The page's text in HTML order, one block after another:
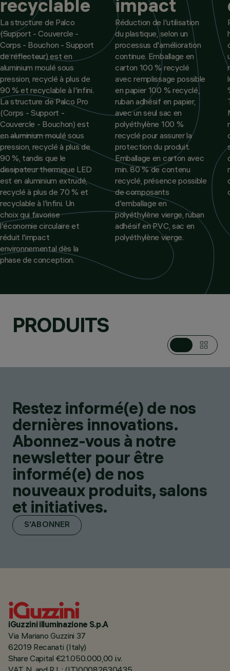
recyclable
La structure de Palco
(Support - Couvercle -
Corps - Bouchon - Support
de réflecteur) est en
aluminium moulé sous
pression, recyclé à plus de
90 % et recyclable à l'infini.
La structure de Palco Pro
(Corps - Support -
Couvercle - Bouchon) est
en aluminium moulé sous
pression, recyclé à plus de
90 %, tandis que le
dissipateur thermique LED
est en aluminium extrudé,
recyclé à plus de 70 % et
recyclable à l'infini. Un
choix qui favorise
l'économie circulaire et
réduit l'impact
environnemental dès la
phase de conception.
impact
Réduction de l'utilisation
du plastique, selon un
processus d'amélioration
continue. Emballage en
carton 100 % recyclé
avec remplissage possible
en papier 100 % recyclé,
ruban adhésif en papier,
avec un seul sac en
polyéthylène 100 %
recyclé pour assurer la
protection du produit.
Emballage en carton avec
min. 80 % de contenu
recyclé, présence possible
de composants
d'emballage en
polyéthylène vierge, ruban
adhésif en PVC, sac en
polyéthylène vierge.
PRODUITS
Restez informé(e) de nos
dernières innovations.
Abonnez-vous à notre
newsletter pour être
informé(e) de nos
nouveaux produits, salons
et initiatives.
S'ABONNER
iGuzzini illuminazione S.p.A
Via Mariano Guzzini 37
62019 Recanati (Italy)
Share Capital €21.050.000,00 i.v.